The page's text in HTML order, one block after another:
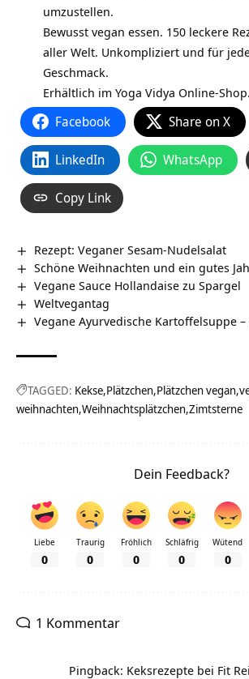
umzustellen.
Bewusst vegan essen. 150 leckere
aller Welt. Unkompliziert und für
Geschmack.
Erhältlich im Yoga Vidya Online-Shop.
Facebook Share on X
LinkedIn WhatsApp
Copy Link
Rezept: Veganer Sesam-Nudelsalat
Schöne Weihnachten und ein gutes
Vegane Sauce Hollandaise zu Spargel
Weltvegantag
Vegane Ayurvedische Kartoffelsuppe
TAGGED: Kekse Plätzchen Plätzchen vegan
weihnachten Weihnachtsplätzchen Zimtsterne
Dein Feedback?
Liebe
0
Traurig
0
Fröhlich
0
Schläfrig
0
Wütend
0
1 Kommentar
Pingback: Keksrezepte bei Fit